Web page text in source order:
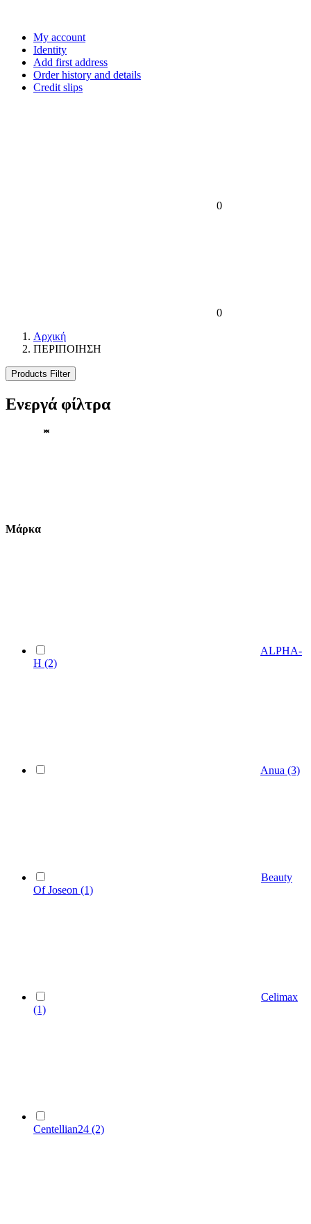
My account
Identity
Add first address
Order history and details
Credit slips
0
0
Αρχική
ΠΕΡΙΠΟΙΗΣΗ
Products Filter
Ενεργά φίλτρα
Μάρκα
ALPHA-
H (2)
Anua (3)
Beauty
Of Joseon (1)
Celimax
(1)
Centellian24 (2)